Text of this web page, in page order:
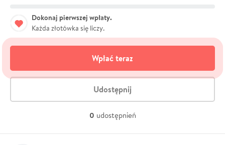
Dokonaj pierwszej wpłaty.
Każda złotówka się liczy.
Wpłać teraz
Udostępnij
0 udostępnień